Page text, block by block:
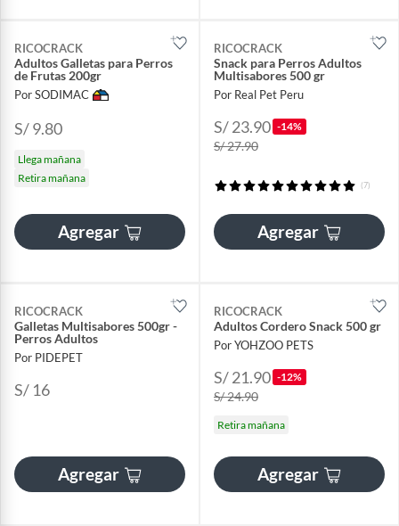
RICOCRACK
Adultos Galletas para Perros
de Frutas 200gr
Por SODIMAC
S/ 9.80
Llega mañana
Retira mañana
Agregar
RICOCRACK
Snack para Perros Adultos
Multisabores 500 gr
Por Real Pet Peru
S/ 23.90 -14%
S/ 27.90
(7)
Agregar
RICOCRACK
Galletas Multisabores 500gr -
Perros Adultos
Por PIDEPET
S/ 16
Agregar
RICOCRACK
Adultos Cordero Snack 500 gr
Por YOHZOO PETS
S/ 21.90 -12%
S/ 24.90
Retira mañana
Agregar